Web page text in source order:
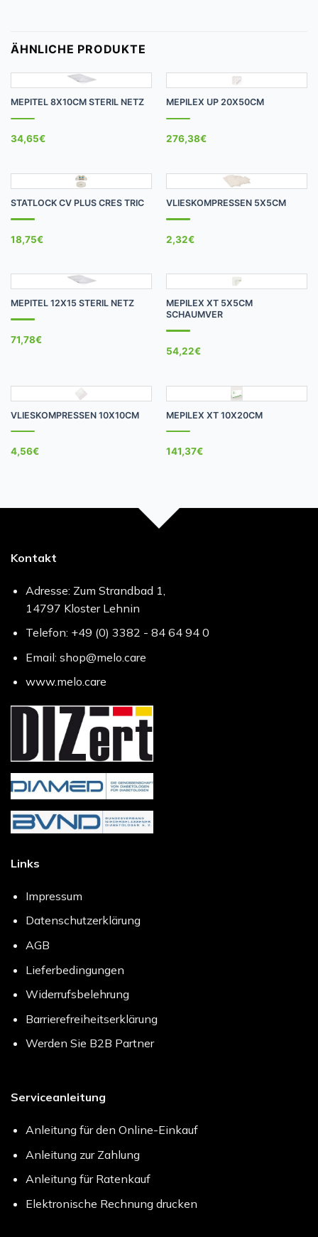
ÄHNLICHE PRODUKTE
MEPITEL 8X10CM STERIL NETZ
34,65€
MEPILEX UP 20X50CM
276,38€
STATLOCK CV PLUS CRES TRIC
18,75€
VLIESKOMPRESSEN 5X5CM
2,32€
MEPITEL 12X15 STERIL NETZ
71,78€
MEPILEX XT 5X5CM
SCHAUMVER
54,22€
VLIESKOMPRESSEN 10X10CM
4,56€
MEPILEX XT 10X20CM
141,37€
Kontakt
Adresse: Zum Strandbad 1,
14797 Kloster Lehnin
Telefon: +49 (0) 3382 - 84 64 94 0
Email: shop@melo.care
www.melo.care
Links
Impressum
Datenschutzerklärung
AGB
Lieferbedingungen
Widerrufsbelehrung
Barrierefreiheitserklärung
Werden Sie B2B Partner
Serviceanleitung
Anleitung für den Online-Einkauf
Anleitung zur Zahlung
Anleitung für Ratenkauf
Elektronische Rechnung drucken